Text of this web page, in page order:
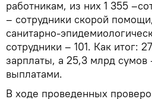
работникам, из них 1 355
– сотрудники скорой
санитарно-
сотрудники – 101. Как итог:
зарплаты, а 25,3 млрд
выплатами.
В ходе проведенных